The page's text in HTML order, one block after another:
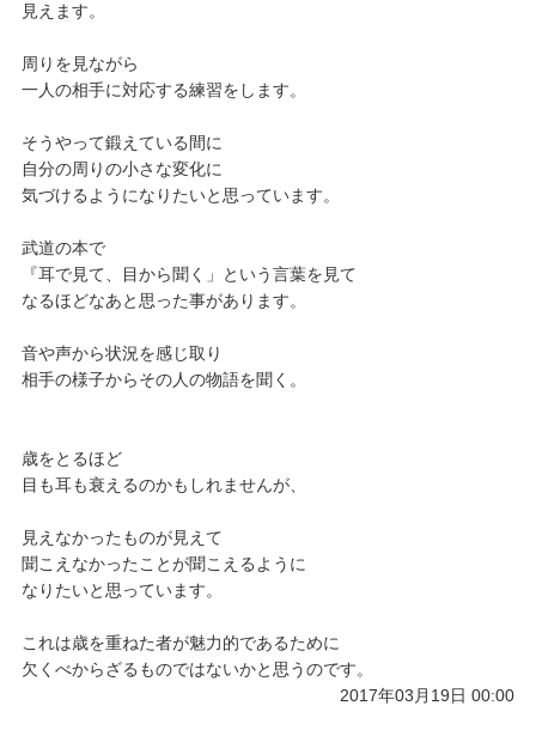
見えます。
周りを見ながら
一人の相手に対応する練習をします。
そうやって鍛えている間に
自分の周りの小さな変化に
気づけるようになりたいと思っています。
武道の本で
『耳で見て、目から聞く」という言葉を見て
なるほどなあと思った事があります。
音や声から状況を感じ取り
相手の様子からその人の物語を聞く。
歳をとるほど
目も耳も衰えるのかもしれませんが、
見えなかったものが見えて
聞こえなかったことが聞こえるように
なりたいと思っています。
これは歳を重ねた者が魅力的であるために
欠くべからざるものではないかと思うのです。
2017年03月19日 00:00